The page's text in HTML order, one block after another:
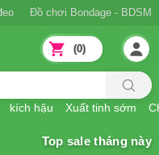
Đồ chơi Bondage - BDSM
kích hậu Xuất tinh sớm
(0)